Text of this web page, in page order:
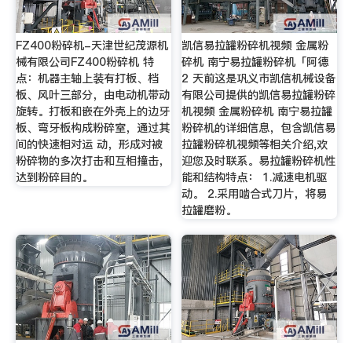
FZ400粉碎机-天津世纪茂源机
械有限公司FZ400粉碎机 特
点：机器主轴上装有打板、档
板、风叶三部分，由电动机带动
旋转。打板和嵌在外壳上的边牙
板、弯牙板构成粉碎室，通过其
间的快速相对运 动，形成对被
粉碎物的多次打击和互相撞击，
达到粉碎目的。
凯信易拉罐粉碎机视频 金属粉
碎机 南宁易拉罐粉碎机「阿德
2 天前这是巩义市凯信机械设备
有限公司提供的凯信易拉罐粉碎
机视频 金属粉碎机 南宁易拉罐
粉碎机的详细信息，包含凯信易
拉罐粉碎机视频等相关介绍,欢
迎您及时联系。易拉罐粉碎机性
能和结构特点： 1.减速电机驱
动。 2.采用啮合式刀片，将易
拉罐磨粉。